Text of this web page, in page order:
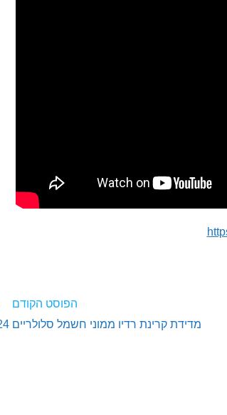
הפוסט הקודם
מדידת קרינת רדיו ממוני חשמל סלולריים 2024